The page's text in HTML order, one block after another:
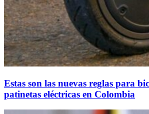
Estas son las nuevas reglas para
patinetas eléctricas en Colombia